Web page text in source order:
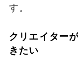
す。
クリエイター
きたい